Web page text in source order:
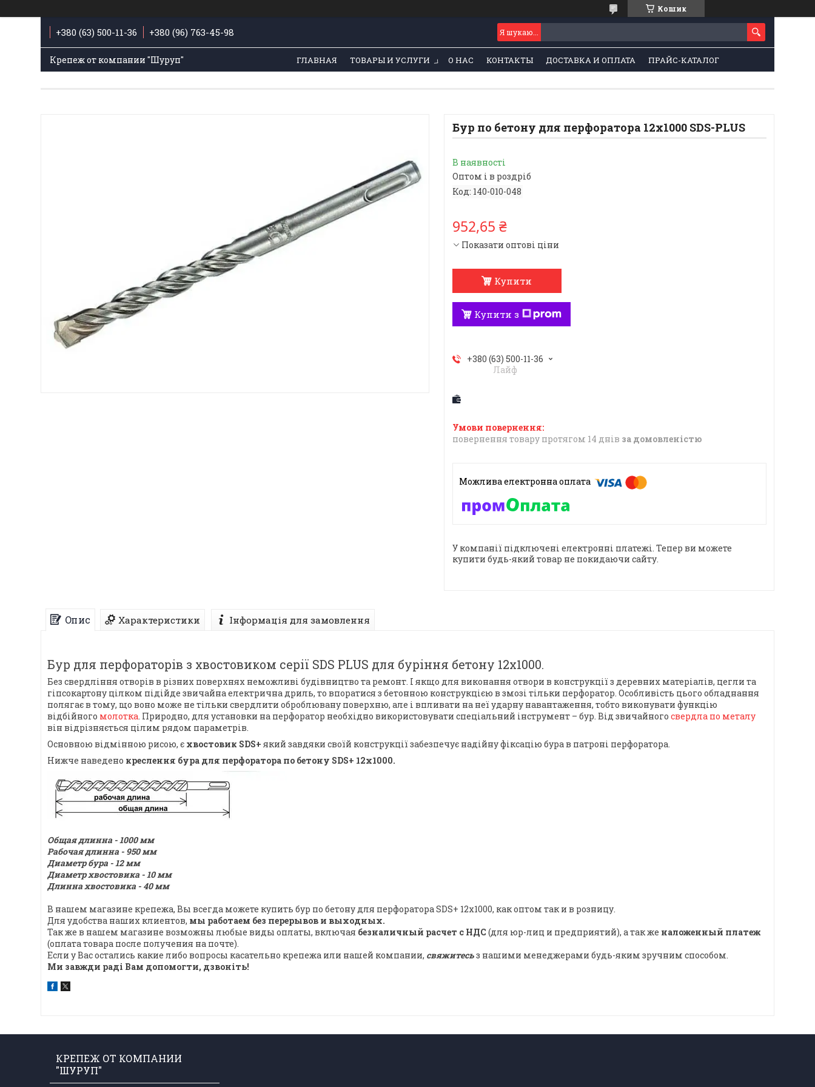
Кошик
+380 (63) 500-11-36 +380 (96) 763-45-98
Крепеж от компании "Шуруп" ГЛАВНАЯ ТОВАРЫ И УСЛУГИ О НАС КОНТАКТЫ ДОСТАВКА И ОПЛАТА ПРАЙС-КАТАЛОГ
Бур по бетону для перфоратора 12х1000 SDS-PLUS
В наявності
Оптом і в роздріб
Код: 140-010-048
952,65 ₴
Показати оптові ціни
Купити
Купити з
+380 (63) 500-11-36
Лайф
повернення товару протягом 14 днів за домовленістю
У компанії підключені електронні платежі. Тепер ви можете
купити будь-який товар не покидаючи сайту.
Опис Характеристики Інформація для замовлення
Бур для перфораторів з хвостовиком серії SDS PLUS для буріння бетону 12х1000.
Без свердління отворів в різних поверхнях неможливі будівництво та ремонт. І якщо для виконання отвори в конструкції з деревних матеріалів, цегли та
гіпсокартону цілком підійде звичайна електрична дриль, то впоратися з бетонною конструкцією в змозі тільки перфоратор. Особливість цього обладнання
полягає в тому, що воно може не тільки свердлити оброблювану поверхню, але і впливати на неї ударну навантаження, тобто виконувати функцію
відбійного молотка. Природно, для установки на перфоратор необхідно використовувати спеціальний інструмент – бур. Від звичайного свердла по металу
він відрізняється цілим рядом параметрів.
Основною відмінною рисою, є хвостовик SDS+ який завдяки своїй конструкції забезпечує надійну фіксацію бура в патроні перфоратора.
Нижче наведено креслення бура для перфоратора по бетону SDS+ 12х1000.
Общая длинна - 1000 мм
Рабочая длинна - 950 мм
Диаметр бура - 12 мм
Диаметр хвостовика - 10 мм
Длинна хвостовика - 40 мм
В нашем магазине крепежа, Вы всегда можете купить бур по бетону для перфоратора SDS+ 12х1000, как оптом так и в розницу.
Для удобства наших клиентов, мы работаем без перерывов и выходных.
Так же в нашем магазине возможны любые виды оплаты, включая безналичный расчет с НДС (для юр-лиц и предприятий), а так же наложенный платеж
(оплата товара после получения на почте).
Если у Вас остались какие либо вопросы касательно крепежа или нашей компании, свяжитесьз нашими менеджерами будь-яким зручним способом.
Ми завжди раді Вам допомогти, дзвоніть!
КРЕПЕЖ ОТ КОМПАНИИ
"ШУРУП"